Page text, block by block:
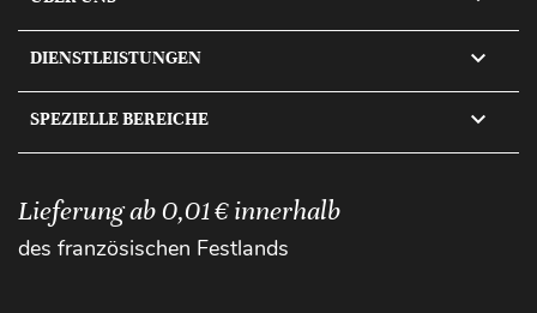
DIENSTLEISTUNGEN 
SPEZIELLE BEREICHE 
Lieferung ab 0,01 € innerhalb
des französischen Festlands